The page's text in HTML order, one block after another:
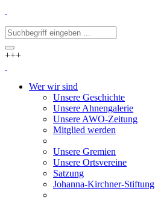
+++
Wer wir sind
Unsere Geschichte
Unsere Ahnengalerie
Unsere AWO-Zeitung
Mitglied werden
Unsere Gremien
Unsere Ortsvereine
Satzung
Johanna-Kirchner-Stiftung